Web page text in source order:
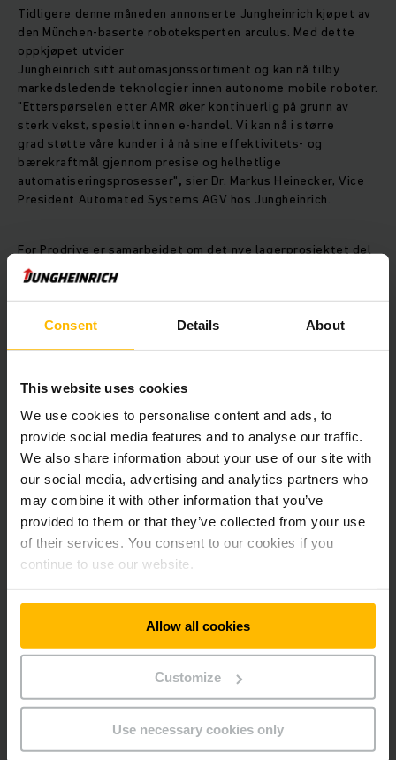
Consent Details About
This website uses cookies
We use cookies to personalise content and ads, to
provide social media features and to analyse our traffic.
We also share information about your use of our site with
our social media, advertising and analytics partners who
may combine it with other information that you’ve
provided to them or that they’ve collected from your use
of their services. You consent to our cookies if you
continue to use our website.
Allow all cookies
Customize
Use necessary cookies only
Tidligere denne måneden annonserte Jungheinrich kjøpet av
den München-baserte roboteksperten arculus. Med dette
oppkjøpet utvider
Jungheinrich sitt automasjonssortiment og kan nå tilby
markedsledende teknologier innen autonome mobile roboter.
"Etterspørselen etter AMR øker kontinuerlig på grunn av
sterk vekst, spesielt innen e-handel. Vi kan nå i større
grad støtte våre kunder i å nå sine effektivitets- og
bærekraftmål gjennom presise og helhetlige
automatiseringsprosesser", sier Dr. Markus Heinecker, Vice
President Automated Systems AGV hos Jungheinrich.
For Prodrive er samarbeidet om det nye lagerprosjektet del
av et langvarig kundeforhold. Jungheinrich har støttet det
nederlandske selskapet med sin ekspertise
innen internlogistikk i mange år. Et viktig kriterium for Mark
Menting, Global Process Owner Logistics hos Prodrive
økonomisk suksess. For oss betyr dette at vi må plukke
varer raskere og mer effektivt og unngå feilplukking.
Jungheinrich sitt automatiseringskonsept med en blanding av
innovativ robotteknologi og klassiske AGV-er oppfyller alle
disse kravene. Det muliggjør også ytterligere optimalisering
på et senere tidspunkt", sier Menting.